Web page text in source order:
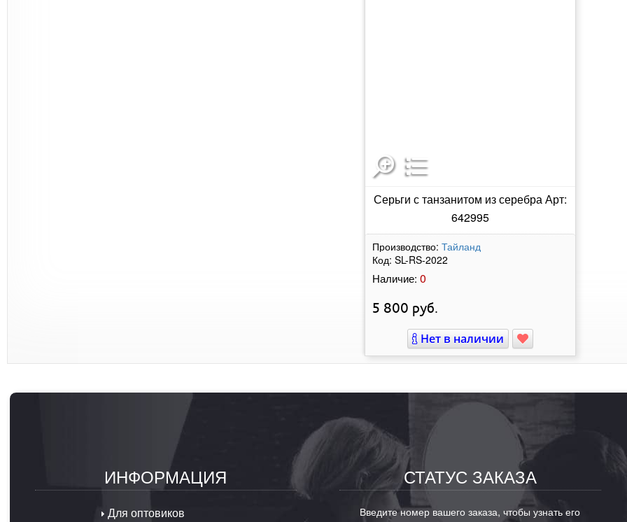
Серьги с танзанитом из серебра Арт:
642995
Производство: Тайланд
Код: SL-RS-2022
Наличие: 0
5 800 руб.
Нет в наличии
ИНФОРМАЦИЯ
Для оптовиков
СТАТУС ЗАКАЗА
Введите номер вашего заказа, чтобы узнать его